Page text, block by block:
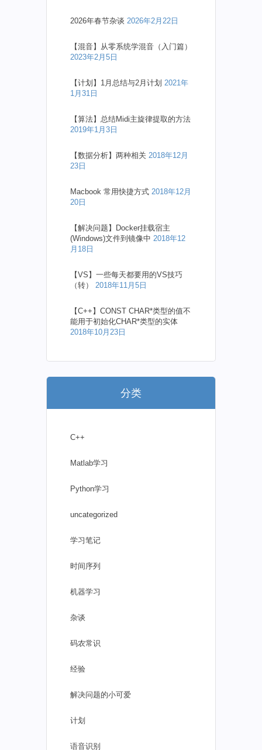
2026年春节杂谈 2026年2月22日
【混音】从零系统学混音（入门篇）
2023年2月5日
【计划】1月总结与2月计划 2021年
1月31日
【算法】总结Midi主旋律提取的方法
2019年1月3日
【数据分析】两种相关 2018年12月
23日
Macbook 常用快捷方式 2018年12月
20日
【解决问题】Docker挂载宿主
(Windows)文件到镜像中 2018年12
月18日
【VS】一些每天都要用的VS技巧
（转）
2018年11月5日
【C++】CONST CHAR*类型的值不
能用于初始化CHAR*类型的实体
2018年10月23日
分类
C++
Matlab学习
Python学习
uncategorized
学习笔记
时间序列
机器学习
杂谈
码农常识
经验
解决问题的小可爱
计划
语音识别